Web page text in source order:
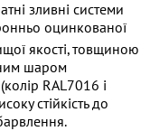
зливні системи
оцинкованої
якості, товщиною
шаром
RAL7016 i
стійкість до